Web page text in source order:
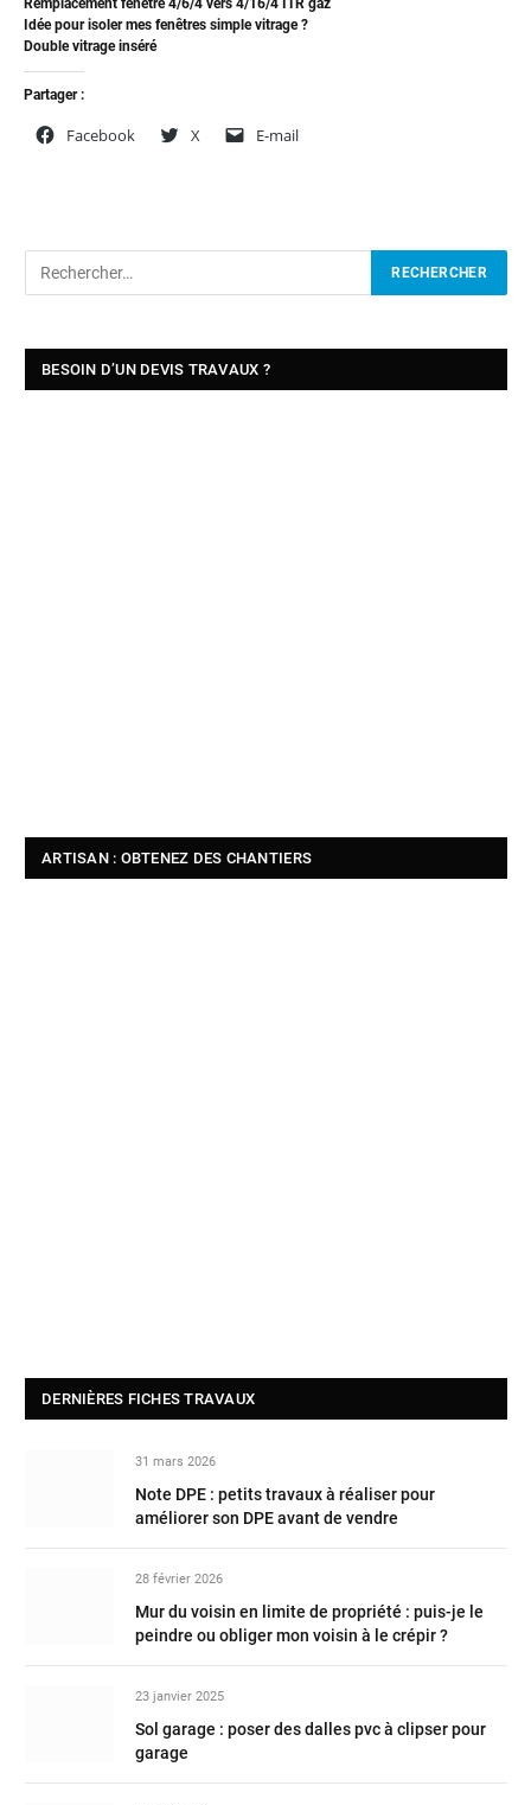
Remplacement fenêtre 4/6/4 vers 4/16/4 ITR gaz
Idée pour isoler mes fenêtres simple vitrage ?
Double vitrage inséré
Partager :
Facebook X E-mail
BESOIN D’UN DEVIS TRAVAUX ?
ARTISAN : OBTENEZ DES CHANTIERS
DERNIÈRES FICHES TRAVAUX
31 mars 2026
Note DPE : petits travaux à réaliser pour
améliorer son DPE avant de vendre
28 février 2026
Mur du voisin en limite de propriété : puis-je le
peindre ou obliger mon voisin à le crépir ?
23 janvier 2025
Sol garage : poser des dalles pvc à clipser pour
garage